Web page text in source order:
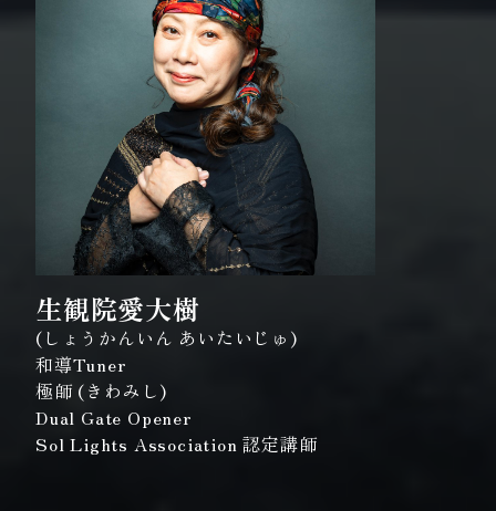
生観院愛大樹
(しょうかんいん あいたいじゅ)
和導Tuner
極師 (きわみし)
Dual Gate Opener
Sol Lights Association 認定講師